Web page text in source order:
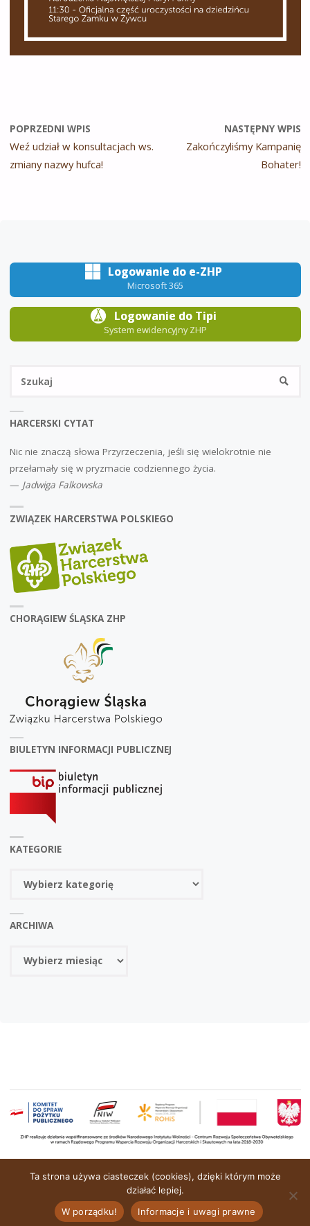
POPRZEDNI WPIS
Weź udział w konsultacjach ws.
zmiany nazwy hufca!
NASTĘPNY WPIS
Zakończyliśmy Kampanię
Bohater!
Logowanie do e-ZHP
Microsoft 365
Logowanie do Tipi
System ewidencyjny ZHP
HARCERSKI CYTAT
Nic nie znaczą słowa Przyrzeczenia, jeśli się wielokrotnie nie
przełamały się w pryzmacie codziennego życia.
— Jadwiga Falkowska
ZWIĄZEK HARCERSTWA POLSKIEGO
CHORĄGIEW ŚLĄSKA ZHP
BIULETYN INFORMACJI PUBLICZNEJ
KATEGORIE
ARCHIWA
Ta strona używa ciasteczek (cookies), dzięki którym może
działać lepiej.
W porządku!
Informacje i uwagi prawne